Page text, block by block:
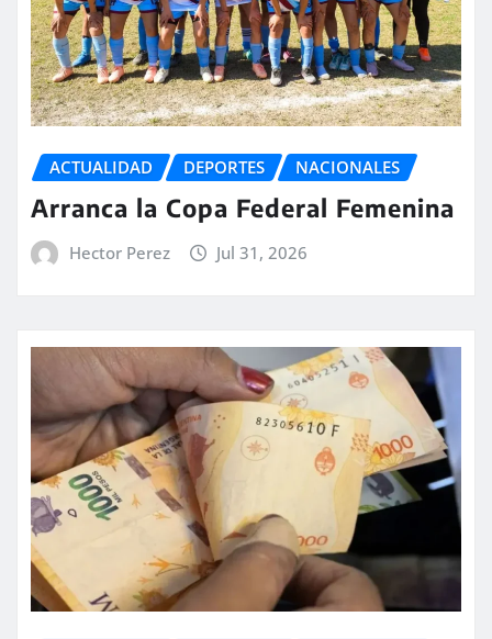
ACTUALIDAD DEPORTES NACIONALES
Arranca la Copa Federal Femenina
Hector Perez Jul 31, 2026